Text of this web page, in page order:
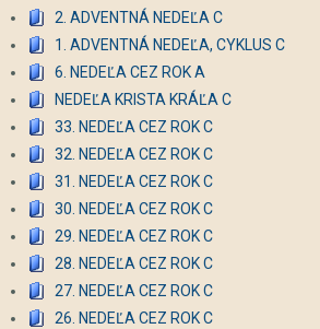
2. ADVENTNÁ NEDEĽA C
1. ADVENTNÁ NEDEĽA, CYKLUS C
6. NEDEĽA CEZ ROK A
NEDEĽA KRISTA KRÁĽA C
33. NEDEĽA CEZ ROK C
32. NEDEĽA CEZ ROK C
31. NEDEĽA CEZ ROK C
30. NEDEĽA CEZ ROK C
29. NEDEĽA CEZ ROK C
28. NEDEĽA CEZ ROK C
27. NEDEĽA CEZ ROK C
26. NEDEĽA CEZ ROK C